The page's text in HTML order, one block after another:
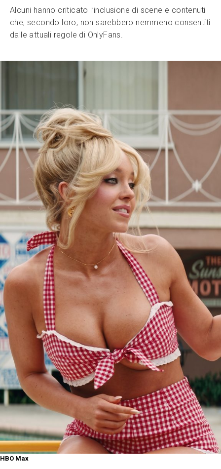
Alcuni hanno criticato l’inclusione di scene e contenuti
che, secondo loro, non sarebbero nemmeno consentiti
dalle attuali regole di OnlyFans.
HBO Max